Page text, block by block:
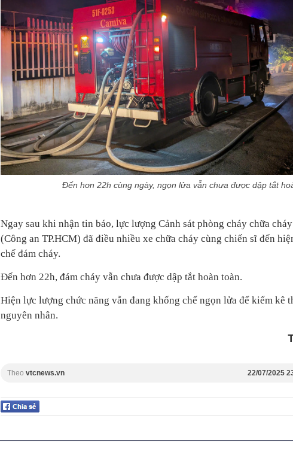
Đến hơn 22h cùng ngày, ngọn lửa vẫn chưa được dập tắt
Ngay sau khi nhận tin báo, lực lượng Cảnh sát phòng cháy chữa
(Công an TP.HCM) đã điều nhiều xe chữa cháy cùng chiến sĩ đến
chế đám cháy.
Đến hơn 22h, đám cháy vẫn chưa được dập tắt hoàn toàn.
Hiện lực lượng chức năng vẫn đang khống chế ngọn lửa để kiểm kê
nguyên nhân.
Theo vtcnews.vn 22/07/2025